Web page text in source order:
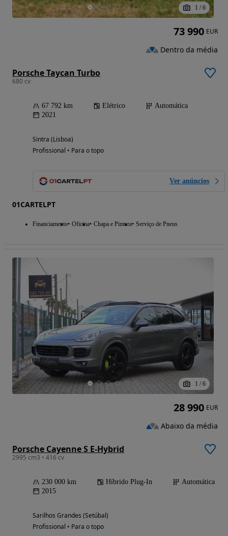
1 / 6
Porsche Taycan Turbo
680 cv
67 792 km Elétrico
Automática
2021
Sintra (Lisboa)
Profissional • Para o topo
Ver anúncios
01CARTELPT
Financiamento Oficina Chapa e Pintura Serviço de Pneus
73 990 EUR
Dentro da média
1 / 6
Porsche Cayenne S E-Hybrid
2995 cm3 • 416 cv
230 000 km Híbrido Plug-In
Automática
2015
Sarilhos Grandes (Setúbal)
Profissional • Para o topo
28 990 EUR
Abaixo da média